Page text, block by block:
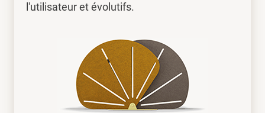
l'utilisateur et évolutifs.